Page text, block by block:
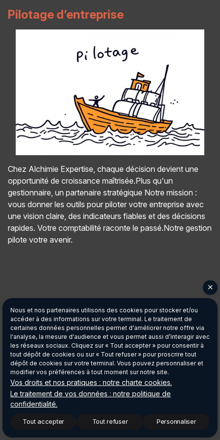
Pilotage d’entreprise
Chez Alchimie Expertise, chaque décision devient une
opportunité de croissance maîtrisée.Plus qu'un
gestionnaire, un partenaire stratégique Notre mission :
vous donner les outils pour piloter votre entreprise avec
une vision claire, des indicateurs fiables et des décisions
rapides. Votre comptabilité raconte le passé.Notre gestion
pilote votre avenir.
Nous et nos partenaires utilisons des cookies pour stocker et/ou
accéder à des informations sur votre terminal. Le traitement de
certaines données personnelles permet d'améliorer notre offre via
l'analyse, la mesure d'audience et vous permet aussi d’interagir avec
les réseaux sociaux. Cliquez sur « Tout accepter » pour consentir à
tout dépôt de cookies ou sur « Tout refuser » pour proscrire tout
dépôt de cookies sur votre terminal. Vous pouvez personnaliser et
modifier vos préférences à tout moment sur notre site.
Vos droits et nos pratiques : notre charte cookies.
Le traitement de vos données : notre politique de
confidentialité.
Tout accepter Tout refuser Personnaliser